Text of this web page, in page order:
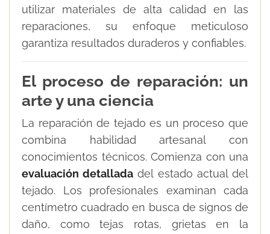
utilizar materiales de alta calidad en las
reparaciones, su enfoque meticuloso
garantiza resultados duraderos y confiables.
El proceso de reparación: un
arte y una ciencia
La reparación de tejado es un proceso que
combina habilidad artesanal con
conocimientos técnicos. Comienza con una
evaluación detallada del estado actual del
tejado. Los profesionales examinan cada
centímetro cuadrado en busca de signos de
daño, como tejas rotas, grietas en la